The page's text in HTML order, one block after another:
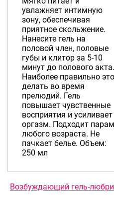
увлажняет интимную
зону, обеспечивая
приятное скольжение.
Нанесите гель на
половой член, половые
губы и клитор за 5-10
минут до полового акта.
Наиболее правильно это
делать во время
прелюдий. Гель
повышает чувственные
восприятия и усиливает
оргазм. Подходит парам
любого возраста. Не
пачкает белье. Объем:
250 мл
Возбуждающий гель-